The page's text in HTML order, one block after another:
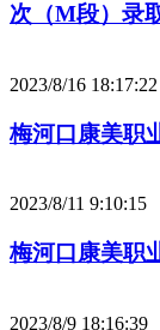
次（M段）录
2023/8/16 18:17:22
梅河口康美职
2023/8/11 9:10:15
梅河口康美职
2023/8/9 18:16:39